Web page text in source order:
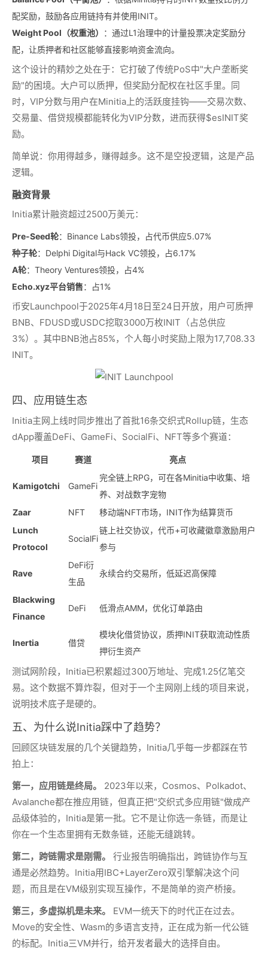
配奖励，鼓励各应用链持有并使用INIT。
Weight Pool（权重池）
：通过L1治理中的计量投票决定奖励分
配，让质押者和社区能够直接影响资金流向。
这个设计的精妙之处在于：它打破了传统PoS中"大户垄断奖
励"的困境。大户可以质押，但奖励分配权在社区手里。同
时，VIP分数与用户在Minitia上的活跃度挂钩——交易次数、
交易量、借贷规模都能转化为VIP分数，进而获得$esINIT奖
励。
简单说：你用得越多，赚得越多。这不是空投逻辑，这是产品
逻辑。
融资背景
Initia累计融资超过2500万美元：
Pre-Seed轮：Binance Labs领投，占代币供应5.07%
种子轮：Delphi Digital与Hack VC领投，占6.17%
A轮：Theory Ventures领投，占4%
Echo.xyz平台销售：占1%
币安Launchpool于2025年4月18日至24日开放，用户可质押
BNB、FDUSD或USDC挖取3000万枚INIT（占总供应
3%）。其中BNB池占85%，个人每小时奖励上限为17,708.33
INIT。
四、应用链生态
Initia主网上线时同步推出了首批16条交织式Rollup链，生态
dApp覆盖DeFi、GameFi、SocialFi、NFT等多个赛道：
项目 赛道 亮点
Kamigotchi GameFi
完全链上RPG，可在各Minitia中收集、培
养、对战数字宠物
Zaar
NFT
移动端NFT市场，INIT作为结算货币
Lunch
Protocol
SocialFi
链上社交协议，代币+可收藏徽章激励用户
参与
Rave
DeFi衍
生品
永续合约交易所，低延迟高保障
Blackwing
Finance
DeFi 低滑点AMM，优化订单路由
Inertia 借贷
模块化借贷协议，质押INIT获取流动性质
押衍生资产
测试网阶段，Initia已积累超过300万地址、完成1.25亿笔交
易。这个数据不算炸裂，但对于一个主网刚上线的项目来说，
说明技术底子是硬的。
五、为什么说Initia踩中了趋势？
回顾区块链发展的几个关键趋势，Initia几乎每一步都踩在节
拍上：
第一，应用链是终局。
2023年以来，Cosmos、Polkadot、
Avalanche都在推应用链，但真正把"交织式多应用链"做成产
品级体验的，Initia是第一批。它不是让你选一条链，而是让
你在一个生态里拥有无数条链，还能无缝跳转。
第二，跨链需求是刚需。
行业报告明确指出，跨链协作与互
通是必然趋势。Initia用IBC+LayerZero双引擎解决这个问
题，而且是在VM级别实现互操作，不是简单的资产桥接。
第三，多虚拟机是未来。
EVM一统天下的时代正在过去。
Move的安全性、Wasm的多语言支持，正在成为新一代公链
的标配。Initia三VM并行，给开发者最大的选择自由。